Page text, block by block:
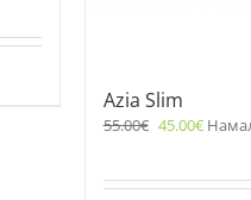
Azia Slim
55.00€ 45.00€